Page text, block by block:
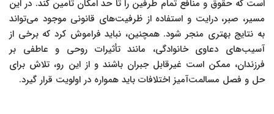
است که حقوق و منافع تمام طرفین را تا حد امکان تأمین کند. در این
مسیر، صبر، درایت و استفاده از ظرفیت‌های قانونی موجود می‌تواند
به نتایج بهتری منجر شود. همچنین، نباید فراموش کرد که برخی از
آسیب‌های دعاوی خانوادگی، مانند تأثیرات روحی و عاطفی بر
فرزندان، ممکن است غیرقابل جبران باشند و از این رو، تلاش برای
حل و فصل مسالمت‌آمیز اختلافات باید همواره در اولویت قرار گیرد.